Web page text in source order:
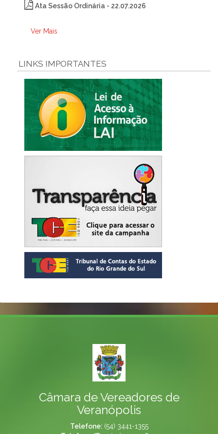
Ata Sessão Ordinária - 22.07.2026
Ver Mais
LINKS IMPORTANTES
Câmara de Vereadores de
Veranópolis
Telefone: (54) 3441-1355